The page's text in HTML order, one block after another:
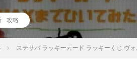
攻略
ステサバ ラッキーカード ラッキーくじ ヴ